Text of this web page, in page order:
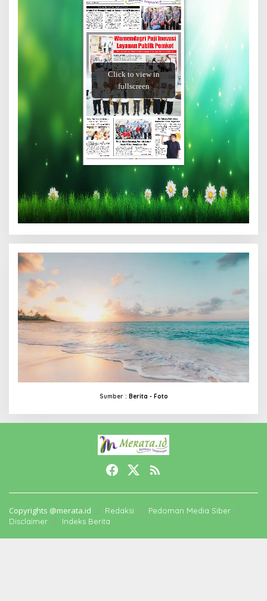
Sumber : Berita - Foto
Copyrights @merata.id Redaksi
Pedoman Media Siber
Disclaimer
Indeks Berita